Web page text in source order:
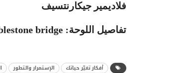
فلاديمير جيكارنتسيف
تفاصيل اللوحة: Thomas Kinkade-Cobblestone bridge
أفكار تغيّر حياتك الإستمرار والتطور